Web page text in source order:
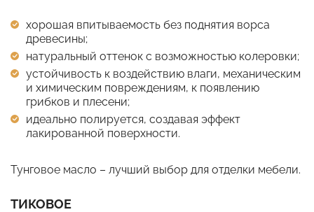
хорошая впитываемость без поднятия ворса
древесины;
натуральный оттенок с возможностью колеровки;
устойчивость к воздействию влаги, механическим
и химическим повреждениям, к появлению
грибков и плесени;
идеально полируется, создавая эффект
лакированной поверхности.
Тунговое масло – лучший выбор для отделки мебели.
ТИКОВОЕ